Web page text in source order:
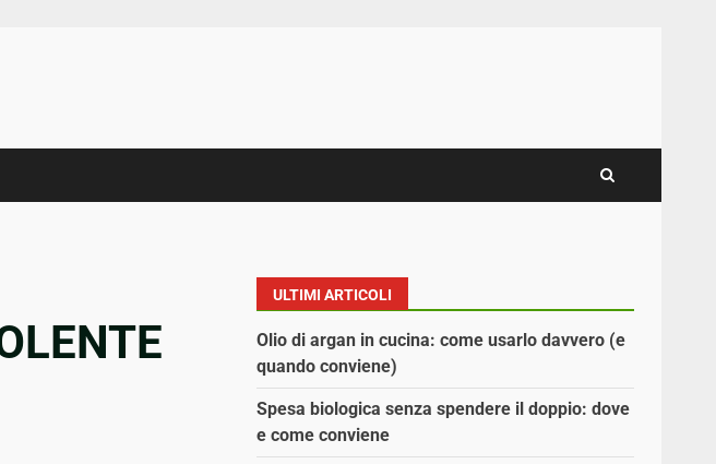
ULTIMI ARTICOLI
Olio di argan in cucina: come usarlo davvero (e
quando conviene)
Spesa biologica senza spendere il doppio: dove
e come conviene